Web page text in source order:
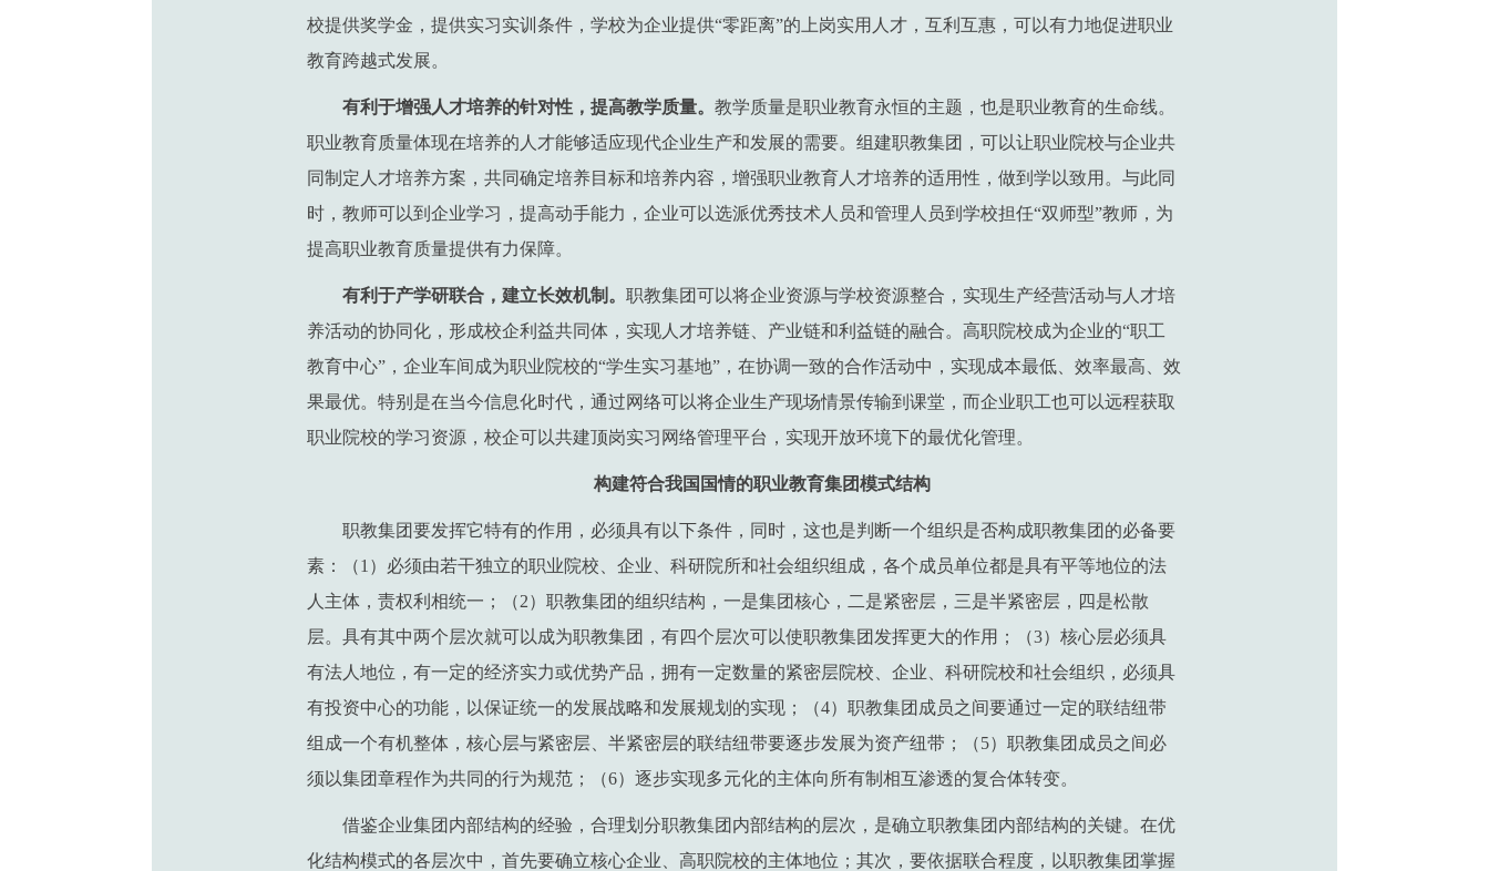
校提供奖学金，提供实习实训条件，学校为企业提供“零距离”的上岗实用人才，互利互惠，可以有力地促进职业
教育跨越式发展。
有利于增强人才培养的针对性，提高教学质量。 教学质量是职业教育永恒的主题，也是职业教育的生命线。
职业教育质量体现在培养的人才能够适应现代企业生产和发展的需要。组建职教集团，可以让职业院校与企业共
同制定人才培养方案，共同确定培养目标和培养内容，增强职业教育人才培养的适用性，做到学以致用。与此同
时，教师可以到企业学习，提高动手能力，企业可以选派优秀技术人员和管理人员到学校担任“双师型”教师，为
提高职业教育质量提供有力保障。
有利于产学研联合，建立长效机制。 职教集团可以将企业资源与学校资源整合，实现生产经营活动与人才培
养活动的协同化，形成校企利益共同体，实现人才培养链、产业链和利益链的融合。高职院校成为企业的“职工
教育中心”，企业车间成为职业院校的“学生实习基地”，在协调一致的合作活动中，实现成本最低、效率最高、效
果最优。特别是在当今信息化时代，通过网络可以将企业生产现场情景传输到课堂，而企业职工也可以远程获取
职业院校的学习资源，校企可以共建顶岗实习网络管理平台，实现开放环境下的最优化管理。
构建符合我国国情的职业教育集团模式结构
职教集团要发挥它特有的作用，必须具有以下条件，同时，这也是判断一个组织是否构成职教集团的必备要
素：（1）必须由若干独立的职业院校、企业、科研院所和社会组织组成，各个成员单位都是具有平等地位的法
人主体，责权利相统一；（2）职教集团的组织结构，一是集团核心，二是紧密层，三是半紧密层，四是松散
层。具有其中两个层次就可以成为职教集团，有四个层次可以使职教集团发挥更大的作用；（3）核心层必须具
有法人地位，有一定的经济实力或优势产品，拥有一定数量的紧密层院校、企业、科研院校和社会组织，必须具
有投资中心的功能，以保证统一的发展战略和发展规划的实现；（4）职教集团成员之间要通过一定的联结纽带
组成一个有机整体，核心层与紧密层、半紧密层的联结纽带要逐步发展为资产纽带；（5）职教集团成员之间必
须以集团章程作为共同的行为规范；（6）逐步实现多元化的主体向所有制相互渗透的复合体转变。
借鉴企业集团内部结构的经验，合理划分职教集团内部结构的层次，是确立职教集团内部结构的关键。在优
化结构模式的各层次中，首先要确立核心企业、高职院校的主体地位；其次，要依据联合程度，以职教集团掌握